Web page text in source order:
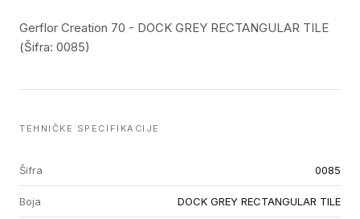
Gerflor Creation 70 - DOCK GREY RECTANGULAR TILE
(Šifra: 0085)
TEHNIČKE SPECIFIKACIJE
Šifra 0085
Boja DOCK GREY RECTANGULAR TILE